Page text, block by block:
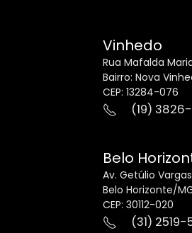
Vinhedo
Rua Mafalda
Bairro: Nova
CEP: 13284-076
(19)
Belo
Av. Getúlio
Belo Horizonte/MG
CEP: 30112-020
(31) 2519-